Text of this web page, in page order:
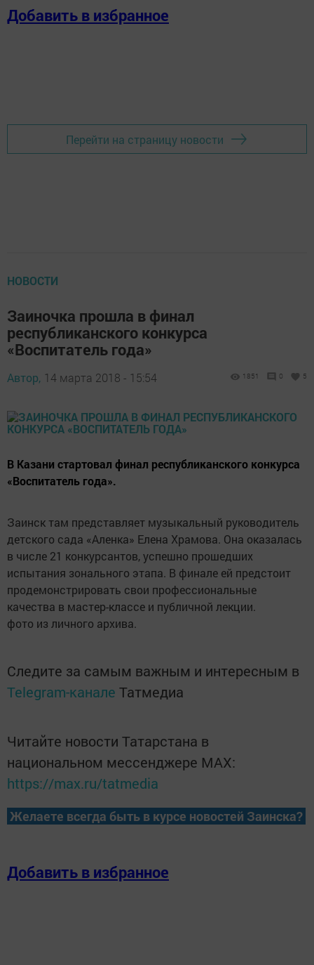
Добавить в избранное
Перейти на страницу новости
НОВОСТИ
Заиночка прошла в финал
республиканского конкурса
«Воспитатель года»
Автор, 14 марта 2018 - 15:54 1851 0 5
В Казани стартовал финал республиканского конкурса
«Воспитатель года».
Заинск там представляет музыкальный руководитель
детского сада «Аленка» Елена Храмова. Она оказалась
в числе 21 конкурсантов, успешно прошедших
испытания зонального этапа. В финале ей предстоит
продемонстрировать свои профессиональные
качества в мастер-классе и публичной лекции.
фото из личного архива.
Следите за самым важным и интересным в
Telegram-канале Татмедиа
Читайте новости Татарстана в
национальном мессенджере MАХ:
https://max.ru/tatmedia
Желаете всегда быть в курсе новостей Заинска?
Добавить в избранное